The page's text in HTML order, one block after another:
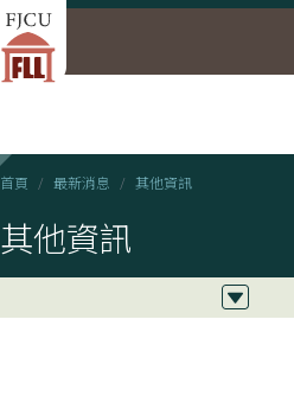
首頁 最新消息 其他資訊
其他資訊